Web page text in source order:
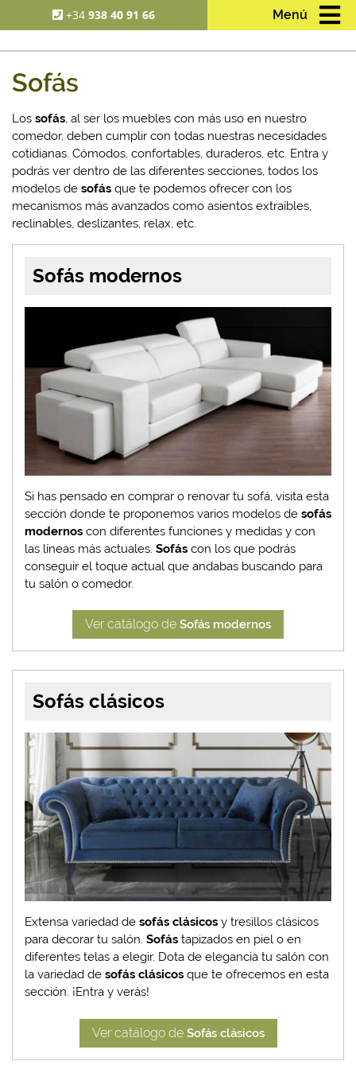
+34938 40 91 66 Menú
Sofás
Los sofás , al ser los muebles con más uso en nuestro
comedor, deben cumplir con todas nuestras necesidades
cotidianas. Cómodos, confortables, duraderos, etc. Entra y
podrás ver dentro de las diferentes secciones, todos los
modelos de sofás que te podemos ofrecer con los
mecanismos más avanzados como asientos extraíbles,
reclinables, deslizantes, relax, etc.
Sofás modernos
Si has pensado en comprar o renovar tu sofá, visita esta
sección donde te proponemos varios modelos de sofás
modernos con diferentes funciones y medidas y con
las líneas más actuales. Sofás con los que podrás
conseguir el toque actual que andabas buscando para
tu salón o comedor.
Ver catálogo de Sofás modernos
Sofás clásicos
Extensa variedad de sofás clásicos y tresillos clásicos
para decorar tu salón. Sofás tapizados en piel o en
diferentes telas a elegir. Dota de elegancia tu salón con
la variedad de sofás clásicos que te ofrecemos en esta
sección. ¡Entra y verás!
Ver catálogo de Sofás clásicos